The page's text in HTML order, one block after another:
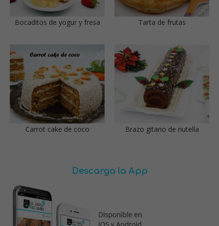
Bocaditos de yogur y fresa Tarta de frutas
Carrot cake de coco Brazo gitano de nutella
Descarga la App